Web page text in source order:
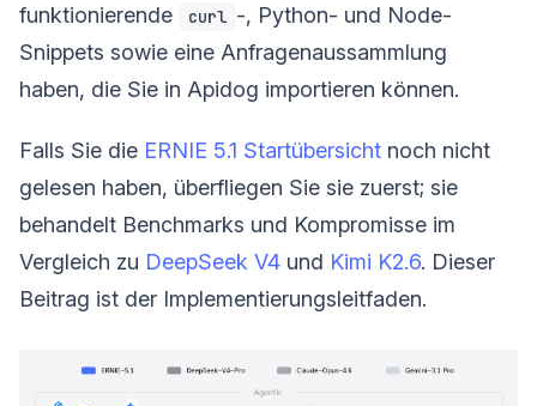
funktionierende
curl -, Python- und Node-
Snippets sowie eine Anfragenaussammlung
haben, die Sie in Apidog importieren können.
Falls Sie die ERNIE 5.1 Startübersicht noch nicht
gelesen haben, überfliegen Sie sie zuerst; sie
behandelt Benchmarks und Kompromisse im
Vergleich zu DeepSeek V4 und Kimi K2.6. Dieser
Beitrag ist der Implementierungsleitfaden.